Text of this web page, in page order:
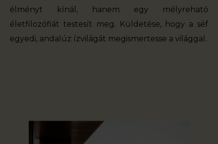
élményt kínál, hanem egy mélyreható
életfilozófiát testesít meg. Küldetése, hogy a séf
egyedi, andalúz ízvilágát megismertesse a világgal.